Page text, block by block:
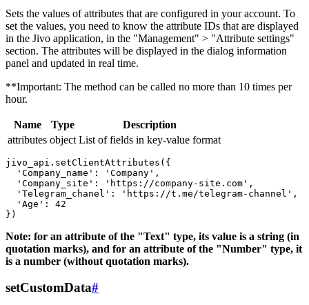
Sets the values ​​of attributes that are configured in your account. To
set the values, you need to know the attribute IDs that are displayed
in the Jivo application, in the "Management" > "Attribute settings"
section. The attributes will be displayed in the dialog information
panel and updated in real time.
**Important: The method can be called no more than 10 times per
hour.
Name Type
Description
attributes object List of fields in key-value format
jivo_api.setClientAttributes({
  'Company_name': 'Company',
  'Company_site': 'https://company-site.com',
  'Telegram_chanel': 'https://t.me/telegram-channel',
  'Age': 42
Note: for an attribute of the "Text" type, its value is a string (in
quotation marks), and for an attribute of the "Number" type, it
is a number (without quotation marks).
setCustomData#